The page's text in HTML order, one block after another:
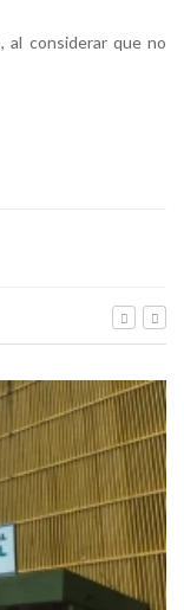
al considerar que no